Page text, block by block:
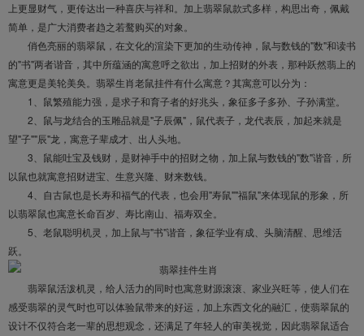
上更显财气，更传达出一种喜庆与祥和。加上翡翠鼠款式多样，构思出奇，佩戴
简单，是广大消费者趋之若鹜购买的对象。
俏色亮丽的翡翠鼠，在文化的渲染下更加的生动传神，鼠与数钱的"数"和读书
的"书"两者谐音，其中所蕴涵的寓意呼之欲出，加上招财的外表，那种跃然翡上的
寓意更是美轮美奂。翡翠生肖老鼠挂件有什么寓意？其寓意可以分为：
1、鼠繁殖能力强，是求子和育子者的好兆头，象征多子多孙、子孙满堂。
2、鼠与龙结合的玉雕品就是"子辰佩"，鼠代表子，龙代表辰，加起来就是
望"子""辰"龙，寓意子辈成才、出人头地。
3、鼠能吐宝及钱财，是财神手中的招财之物，加上鼠与数钱的"数"谐音，所
以鼠也就寓意招财进宝、生意兴隆、财来数钱。
4、自古鼠也是长寿和福气的代表，也会用"寿鼠""福鼠"来体现鼠的形象，所
以翡翠鼠也寓意长命百岁、寿比南山、福寿双全。
5、老鼠聪明机灵，加上鼠与"书"谐音，象征学业有成、头脑清醒、思维活
跃。
翡翠鼠活泼机灵，给人活力的同时也寓意财源滚滚、家业兴旺等，使人们在
感受翡翠的灵气时也可以体验鼠带来的好运，加上东西文化的融汇，使翡翠鼠的
设计不仅符合老一辈的思想观念，还满足了年轻人的审美视觉，因此翡翠鼠适合